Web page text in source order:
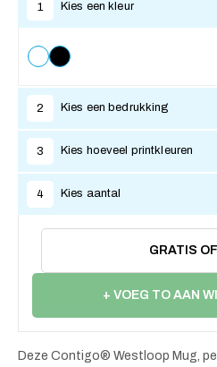
1 Kies een kleur
2 Kies een bedrukking
3 Kies hoeveel printkleuren
4 Kies aantal
GRATIS
+ VOEG TO AAN
Deze Contigo® Westloop Mug,